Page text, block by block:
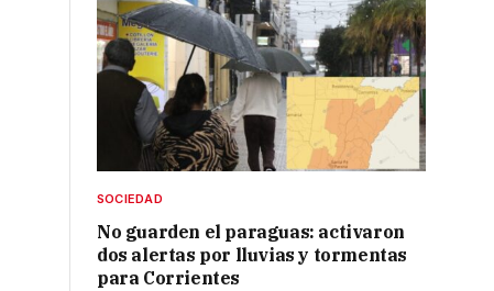
SOCIEDAD
No guarden el paraguas: activaron
dos alertas por lluvias y tormentas
para Corrientes